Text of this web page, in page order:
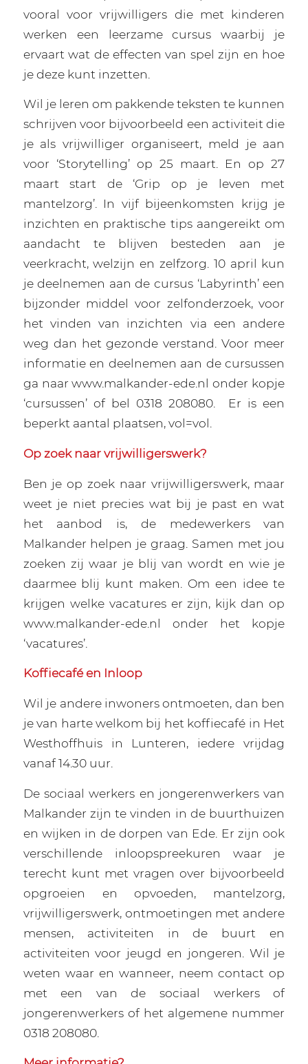
vooral voor vrijwilligers die met kinderen
werken een leerzame cursus waarbij je
ervaart wat de effecten van spel zijn en hoe
je deze kunt inzetten.
Wil je leren om pakkende teksten te kunnen
schrijven voor bijvoorbeeld een activiteit die
je als vrijwilliger organiseert, meld je aan
voor ‘Storytelling’ op 25 maart. En op 27
maart start de ‘Grip op je leven met
mantelzorg’. In vijf bijeenkomsten krijg je
inzichten en praktische tips aangereikt om
aandacht te blijven besteden aan je
veerkracht, welzijn en zelfzorg. 10 april kun
je deelnemen aan de cursus ‘Labyrinth’ een
bijzonder middel voor zelfonderzoek, voor
het vinden van inzichten via een andere
weg dan het gezonde verstand. Voor meer
informatie en deelnemen aan de cursussen
ga naar www.malkander-ede.nl onder kopje
‘cursussen’ of bel 0318 208080.
Er is een
beperkt aantal plaatsen, vol=vol.
Op zoek naar vrijwilligerswerk?
Ben je op zoek naar vrijwilligerswerk, maar
weet je niet precies wat bij je past en wat
het aanbod is, de medewerkers van
Malkander helpen je graag. Samen met jou
zoeken zij waar je blij van wordt en wie je
daarmee blij kunt maken. Om een idee te
krijgen welke vacatures er zijn, kijk dan op
www.malkander-ede.nl onder het kopje
‘vacatures’.
Koffiecafé en Inloop
Wil je andere inwoners ontmoeten, dan ben
je van harte welkom bij het koffiecafé in Het
Westhoffhuis in Lunteren, iedere vrijdag
vanaf 14.30 uur.
De sociaal werkers en jongerenwerkers van
Malkander zijn te vinden in de buurthuizen
en wijken in de dorpen van Ede. Er zijn ook
verschillende inloopspreekuren waar je
terecht kunt met vragen over bijvoorbeeld
opgroeien en opvoeden, mantelzorg,
vrijwilligerswerk, ontmoetingen met andere
mensen, activiteiten in de buurt en
activiteiten voor jeugd en jongeren. Wil je
weten waar en wanneer, neem contact op
met een van de sociaal werkers of
jongerenwerkers of het algemene nummer
0318 208080.